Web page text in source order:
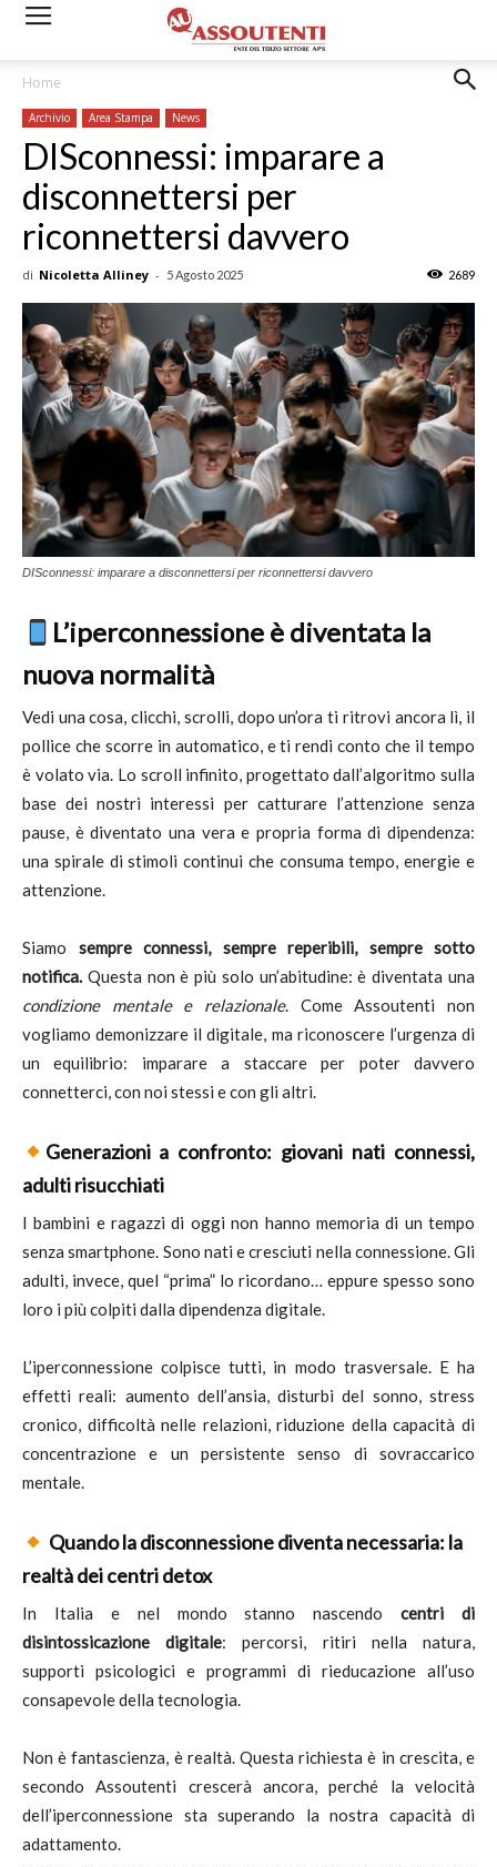
Home
Archivio Area Stampa News
DISconnessi: imparare a
disconnettersi per
riconnettersi davvero
di Nicoletta Alliney - 5 Agosto 2025 2689
DISconnessi: imparare a disconnettersi per riconnettersi davvero
L’iperconnessione è diventata la
nuova normalità
Vedi una cosa, clicchi, scrolli, dopo un’ora ti ritrovi ancora lì, il
pollice che scorre in automatico, e ti rendi conto che il tempo
è volato via. Lo scroll infinito, progettato dall’algoritmo sulla
base dei nostri interessi per catturare l’attenzione senza
pause, è diventato una vera e propria forma di dipendenza:
una spirale di stimoli continui che consuma tempo, energie e
attenzione.
Siamo sempre connessi, sempre reperibili, sempre sotto
notifica. Questa non è più solo un’abitudine: è diventata una
condizione mentale e relazionale. Come Assoutenti non
vogliamo demonizzare il digitale, ma riconoscere l’urgenza di
un equilibrio: imparare a staccare per poter davvero
connetterci, con noi stessi e con gli altri.
Generazioni a confronto: giovani nati connessi,
adulti risucchiati
I bambini e ragazzi di oggi non hanno memoria di un tempo
senza smartphone. Sono nati e cresciuti nella connessione. Gli
adulti, invece, quel “prima” lo ricordano… eppure spesso sono
loro i più colpiti dalla dipendenza digitale.
L’iperconnessione colpisce tutti, in modo trasversale. E ha
effetti reali: aumento dell’ansia, disturbi del sonno, stress
cronico, difficoltà nelle relazioni, riduzione della capacità di
concentrazione e un persistente senso di sovraccarico
mentale.
Quando la disconnessione diventa necessaria: la
realtà dei centri detox
In Italia e nel mondo stanno nascendocentri di
disintossicazione digitale: percorsi, ritiri nella natura,
supporti psicologici e programmi di rieducazione all’uso
consapevole della tecnologia.
Non è fantascienza, è realtà. Questa richiesta è in crescita, e
secondo Assoutenti crescerà ancora, perché la velocità
dell’iperconnessione sta superando la nostra capacità di
adattamento.